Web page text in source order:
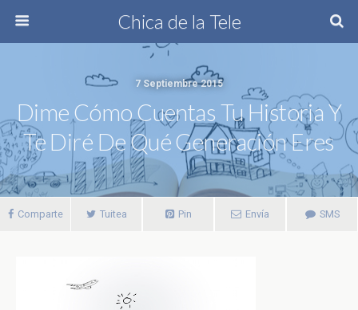
Chica de la Tele
7 Septiembre 2015
Dime Cómo Cuentas Tu Historia Y
Te Diré De Qué Generación Eres
Comparte Tuitea Pin Envía SMS